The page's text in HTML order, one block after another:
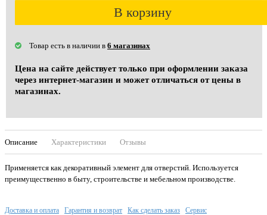
В корзину
Товар есть в наличии в 6 магазинах
Цена на сайте действует только при оформлении заказа
через интернет-магазин и может отличаться от цены в
магазинах.
Описание Характеристики Отзывы
Применяется как декоративный элемент для отверстий. Используется
преимущественно в быту, строительстве и мебельном производстве.
Доставка и оплата Гарантия и возврат Как сделать заказ Сервис